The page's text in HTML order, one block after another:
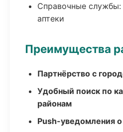
Справочные службы:
аптеки
Преимущества
Партнёрство с
Удобный поиск по
районам
Push-уведомления